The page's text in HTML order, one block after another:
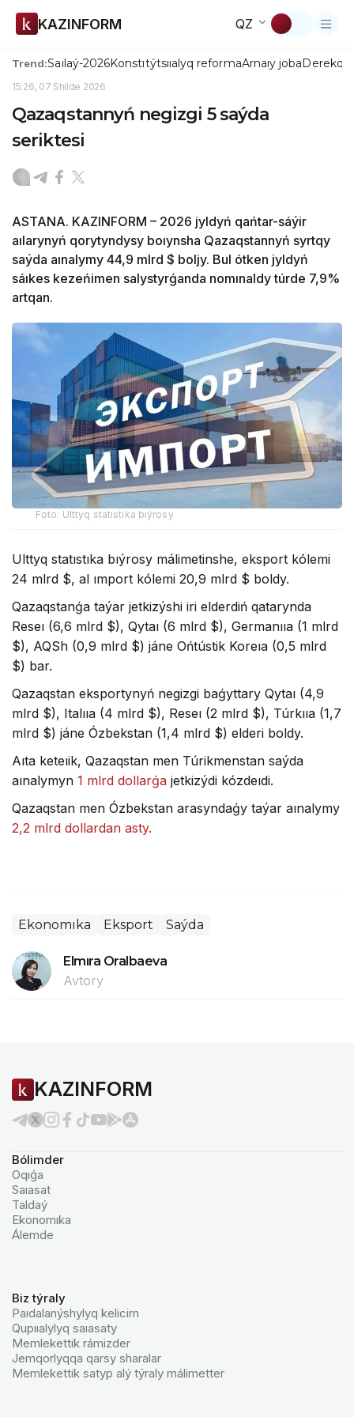
KAZINFORM QZ
Trend:Saılaý-2026Konstıtýtsııalyq reformaArnaıy jobaDerekqor
15:26, 07 Shilde 2026
Qazaqstannyń negizgi 5 saýda
seriktesi
ASTANA. KAZINFORM – 2026 jyldyń qańtar-sáýir
aılarynyń qorytyndysy boıynsha Qazaqstannyń syrtqy
saýda aınalymy 44,9 mlrd $ boljy. Bul ótken jyldyń
sáıkes kezeńimen salystyrǵanda nomınaldy túrde 7,9%
artqan.
Foto: Ulttyq statıstıka bıýrosy
Ulttyq statıstıka bıýrosy málimetinshe, eksport kólemi
24 mlrd $, al ımport kólemi 20,9 mlrd $ boldy.
Qazaqstanǵa taýar jetkizýshi iri elderdiń qatarynda
Reseı (6,6 mlrd $), Qytaı (6 mlrd $), Germanııa (1 mlrd
$), AQSh (0,9 mlrd $) jáne Ońtústik Koreıa (0,5 mlrd
$) bar.
Qazaqstan eksportynyń negizgi baǵyttary Qytaı (4,9
mlrd $), Italııa (4 mlrd $), Reseı (2 mlrd $), Túrkııa (1,7
mlrd $) jáne Ózbekstan (1,4 mlrd $) elderi boldy.
Aıta keteıik, Qazaqstan men Túrikmenstan saýda
aınalymyn 1 mlrd dollarǵa jetkizýdi kózdeıdi.
Qazaqstan men Ózbekstan arasyndaǵy taýar aınalymy
2,2 mlrd dollardan asty.
Ekonomıka Eksport Saýda
Elmıra Oralbaeva
Avtory
KAZINFORM
Bólimder
Oqıǵa
Saıasat
Taldaý
Ekonomıka
Álemde
Biz týraly
Paıdalanýshylyq kelicim
Qupııalylyq saıasaty
Memlekettik rámizder
Jemqorlyqqa qarsy sharalar
Memlekettik satyp alý týraly málimetter